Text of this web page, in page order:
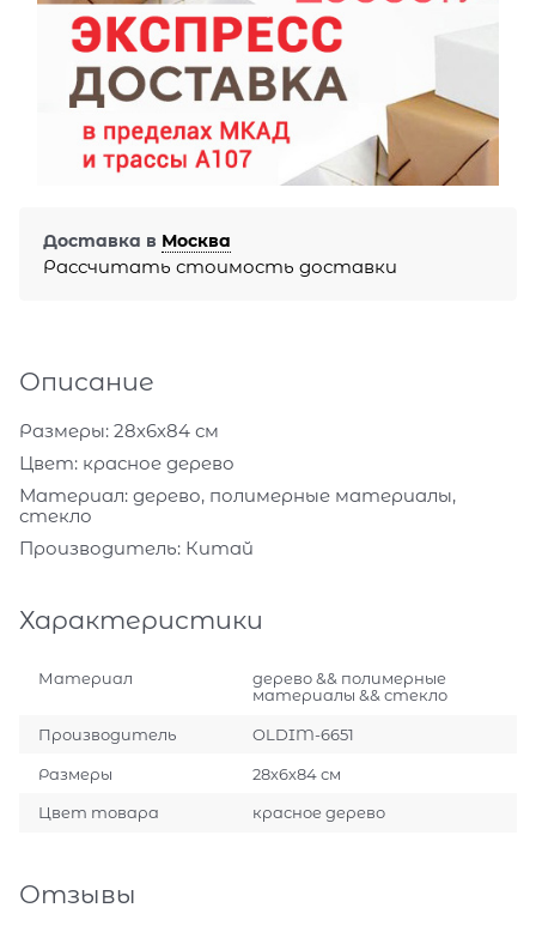
Доставка в Москва
Рассчитать стоимость доставки
Описание
Размеры: 28х6х84 см
Цвет: красное дерево
Материал: дерево, полимерные материалы,
стекло
Производитель: Китай
Характеристики
Материал
дерево && полимерные
материалы && стекло
Производитель OLDIM-6651
Размеры 28х6х84 см
Цвет товара красное дерево
Отзывы